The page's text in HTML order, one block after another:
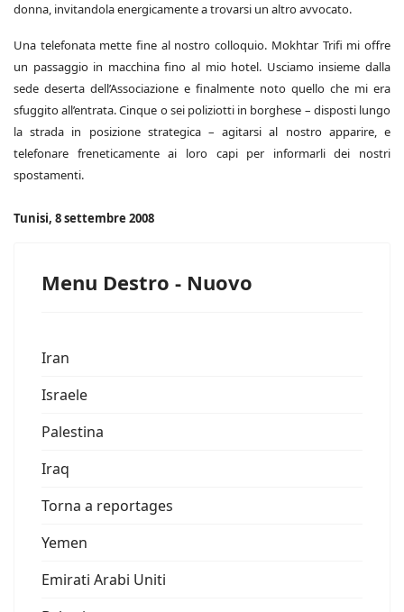
donna, invitandola energicamente a trovarsi un altro avvocato.
Una telefonata mette fine al nostro colloquio. Mokhtar Trifi mi offre
un passaggio in macchina fino al mio hotel. Usciamo insieme dalla
sede deserta dell’Associazione e finalmente noto quello che mi era
sfuggito all’entrata. Cinque o sei poliziotti in borghese – disposti lungo
la strada in posizione strategica – agitarsi al nostro apparire, e
telefonare freneticamente ai loro capi per informarli dei nostri
spostamenti.
Tunisi, 8 settembre 2008
Menu Destro - Nuovo
Iran
Israele
Palestina
Iraq
Torna a reportages
Yemen
Emirati Arabi Uniti